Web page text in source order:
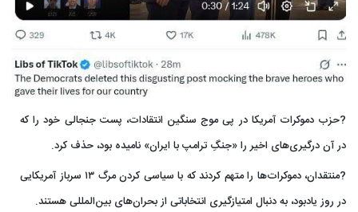
?حزب دموکرات آمریکا در پی موج سنگین انتقادات، پست جنجالی خود را که
در آن درگیری‌های اخیر را «جنگِ ترامپ با ایران» نامیده بود، حذف کرد.
?منتقدان، دموکرات‌ها را متهم کردند که با سیاسی کردن مرگ ۱۳ سرباز آمریکایی
در روز یادبود، به دنبال امتیازگیری انتخاباتی از بحران‌های بین‌المللی هستند.